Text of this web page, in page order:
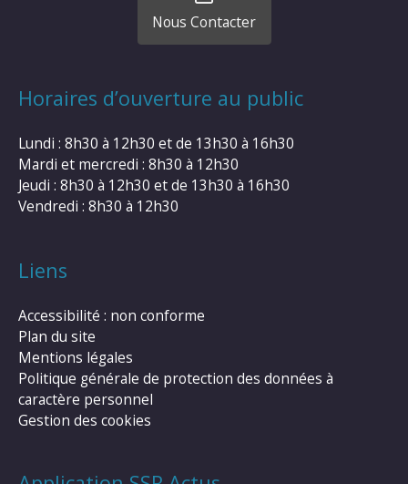
Nous Contacter
Horaires d’ouverture au public
Lundi : 8h30 à 12h30 et de 13h30 à 16h30
Mardi et mercredi : 8h30 à 12h30
Jeudi : 8h30 à 12h30 et de 13h30 à 16h30
Vendredi : 8h30 à 12h30
Liens
Accessibilité : non conforme
Plan du site
Mentions légales
Politique générale de protection des données à
caractère personnel
Gestion des cookies